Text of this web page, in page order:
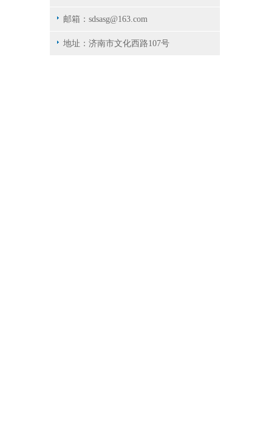
邮箱：sdsasg@163.com
地址：济南市文化西路107号